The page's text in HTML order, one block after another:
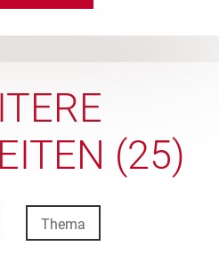
(25)
Thema